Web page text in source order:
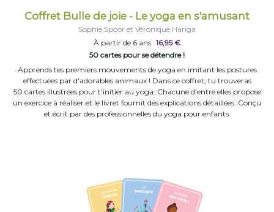
Coffret Bulle de joie - Le yoga en s'amusant
Sophie Spoor et Véronique Hariga
À partir de 6 ans 16,95 €
50 cartes pour se détendre !
Apprends tes premiers mouvements de yoga en imitant les postures
effectuées par d'adorables animaux ! Dans ce coffret, tu trouveras
50 cartes illustrées pour t'initier au yoga. Chacune d'entre elles propose
un exercice à réaliser et le livret fournit des explications détaillées. Conçu
et écrit par des professionnelles du yoga pour enfants.